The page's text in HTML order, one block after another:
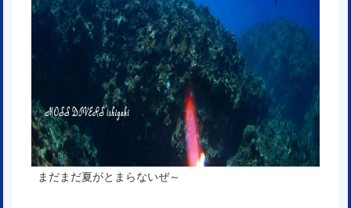
まだまだ夏がとまらないぜ～